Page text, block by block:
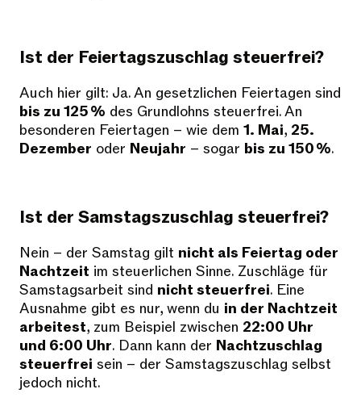
Ist der Feiertagszuschlag steuerfrei?
Auch hier gilt: Ja. An gesetzlichen Feiertagen sind
bis zu 125 % des Grundlohns steuerfrei. An
besonderen Feiertagen – wie dem 1. Mai, 25.
Dezember oder Neujahr – sogar bis zu 150 %.
Ist der Samstagszuschlag steuerfrei?
Nein – der Samstag gilt nicht als Feiertag oder
Nachtzeit im steuerlichen Sinne. Zuschläge für
Samstagsarbeit sind nicht steuerfrei. Eine
Ausnahme gibt es nur, wenn du in der Nachtzeit
arbeitest, zum Beispiel zwischen 22:00 Uhr
und 6:00 Uhr. Dann kann der Nachtzuschlag
steuerfrei sein – der Samstagszuschlag selbst
jedoch nicht.